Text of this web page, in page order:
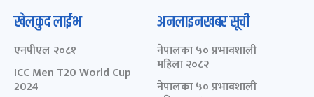
खेलकुद लाईभ
एनपीएल २०८१
ICC Men T20 World Cup
2024
अनलाइनखबर सूची
नेपालका ५० प्रभावशाली
महिला २०८२
नेपालका ५० प्रभावशाली